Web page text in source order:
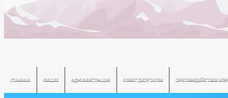
ГЛАВНАЯ ОБЩЕЕ АДМИНИСТРАЦИЯ СОВЕТ ДЕПУТАТОВ ПРОТИВОДЕЙСТВИЕ